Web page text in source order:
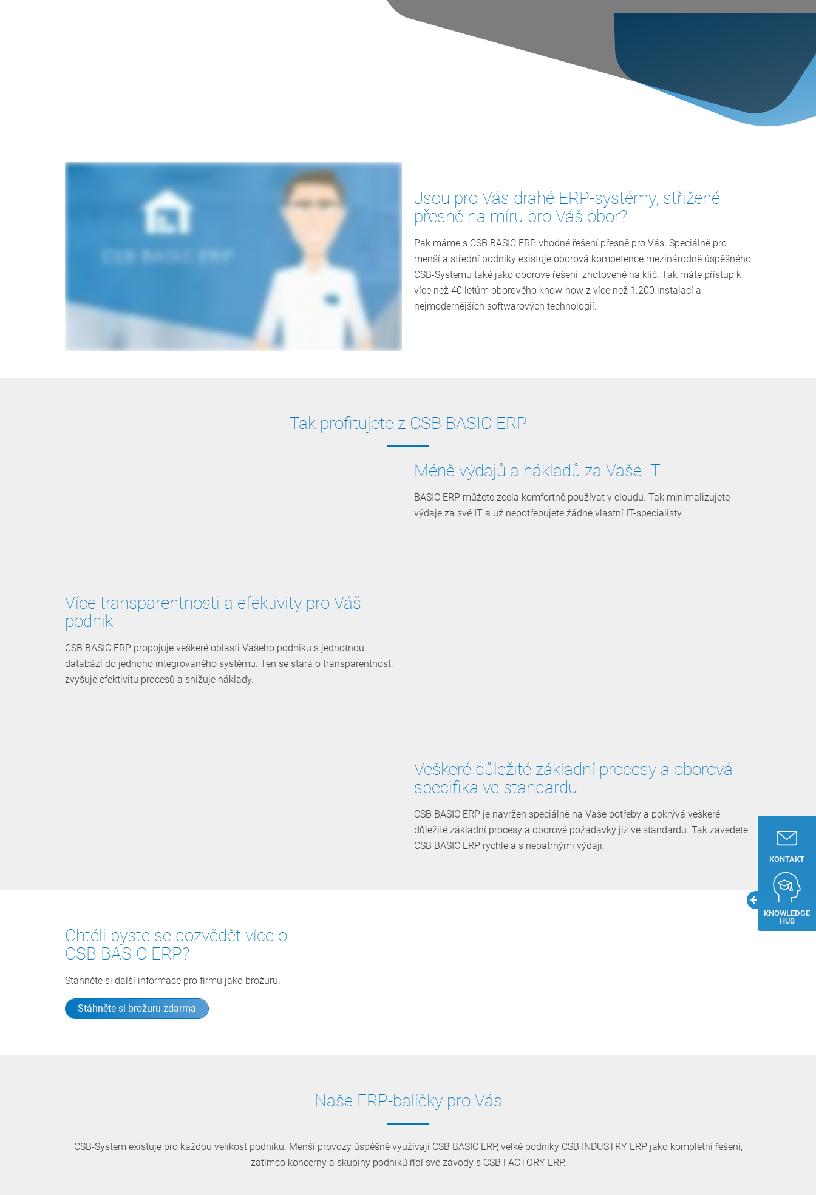
Jsou pro Vás drahé ERP-systémy, střižené
přesně na míru pro Váš obor?
Pak máme s CSB BASIC ERP vhodné řešení přesně pro Vás. Speciálně pro
menší a střední podniky existuje ­oborová kompetence mezinárodně úspěšného
CSB-Systemu také jako oborové řešení, zhotovené na klíč. Tak máte přístup k
více než 40 letům oborového know-how z více než 1.200 instalací a
nejmodernějších softwarových technologií.
Tak profitujete z CSB BASIC ERP
Méně výdajů a nákladů za Vaše IT
BASIC ERP můžete zcela komfortně používat v cloudu. ­Tak minimalizujete
výdaje za své IT a už nepotřebujete žádné vlastní IT-specialisty.
Více transparentnosti a efektivity pro Váš
podnik
CSB BASIC ERP propojuje veškeré oblasti Vašeho podniku s ­jednotnou
databází do jednoho integrovaného systému. Ten se stará o ­transparentnost,
zvyšuje efektivitu procesů a snižuje náklady.
Veškeré důležité základní procesy a oborová
specifika ve standardu
CSB BASIC ERP je navržen speciálně na Vaše potřeby a pokrývá veškeré
důležité základní procesy a oborové požadavky již ve standardu. Tak zavedete
CSB BASIC ERP rychle a s nepatrnými ­výdaji.
Chtěli byste se dozvědět více o
CSB BASIC ERP?
Stáhněte si další informace pro firmu jako brožuru.
Stáhněte si brožuru zdarma
Naše ERP-balíčky pro Vás
CSB-System existuje pro každou velikost podniku. Menší provozy úspěšně využívají CSB BASIC ERP, velké podniky CSB INDUSTRY ERP jako kompletní řešení,
zatímco koncerny a skupiny podniků řídí své závody s CSB FACTORY ERP.
KONTAKT
KNOWLEDGE
HUB